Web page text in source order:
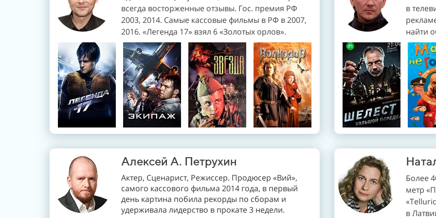
всегда восторженные отзывы. Гос. премия РФ
2003, 2014. Самые кассовые фильмы в РФ в 2007,
2016. «Легенда 17» взял 6«Золотых орлов».
в
найти
Алексей А. Петрухин
Актер, Сценарист, Режиссер. Продюсер «Вий»,
самого кассового фильма 2014 года, в первый
день картина побила рекорды по сборам и
удерживала лидерство в прокате 3 недели.
Более
метр
«
в